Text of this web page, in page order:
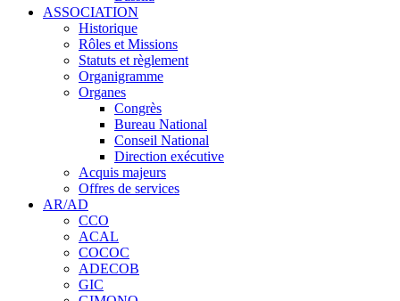
ASSOCIATION
Historique
Rôles et Missions
Statuts et règlement
Organigramme
Organes
Congrès
Bureau National
Conseil National
Direction exécutive
Acquis majeurs
Offres de services
AR/AD
CCO
ACAL
COCOC
ADECOB
GIC